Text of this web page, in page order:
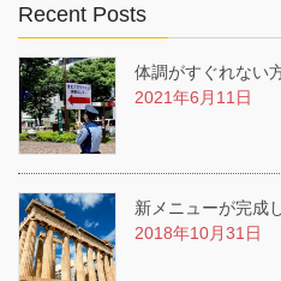
Recent Posts
体調がすぐれない
2021年6月11日
新メニューが完成
2018年10月31日